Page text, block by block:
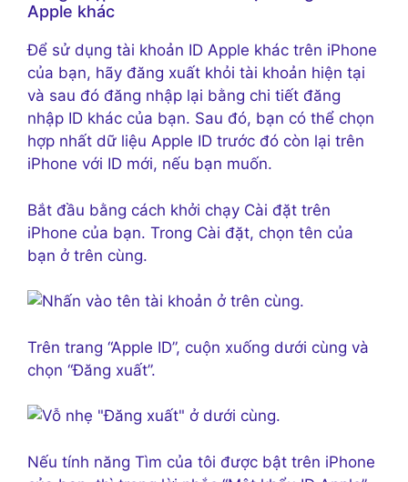
Apple khác
Để sử dụng tài khoản ID Apple khác trên iPhone
của bạn, hãy đăng xuất khỏi tài khoản hiện tại
và sau đó đăng nhập lại bằng chi tiết đăng
nhập ID khác của bạn. Sau đó, bạn có thể chọn
hợp nhất dữ liệu Apple ID trước đó còn lại trên
iPhone với ID mới, nếu bạn muốn.
Bắt đầu bằng cách khởi chạy Cài đặt trên
iPhone của bạn. Trong Cài đặt, chọn tên của
bạn ở trên cùng.
Trên trang “Apple ID”, cuộn xuống dưới cùng và
chọn “Đăng xuất”.
Nếu tính năng Tìm của tôi được bật trên iPhone